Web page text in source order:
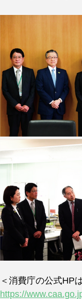
＜消費庁の公式HP
https://